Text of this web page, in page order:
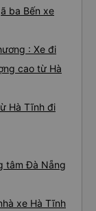
ba Bến xe
: Xe đi
cao từ Hà
Hà Tĩnh đi
tâm Đà Nẵng
xe Hà Tĩnh